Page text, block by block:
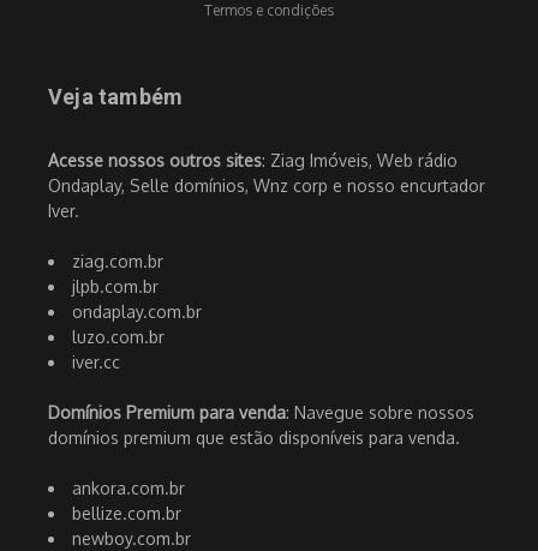
Termos e condições
Veja também
Acesse nossos outros sites: Ziag Imóveis, Web rádio
Ondaplay, Selle domínios, Wnz corp e nosso encurtador
Iver.
ziag.com.br
jlpb.com.br
ondaplay.com.br
luzo.com.br
iver.cc
Domínios Premium para venda: Navegue sobre nossos
domínios premium que estão disponíveis para venda.
ankora.com.br
bellize.com.br
newboy.com.br